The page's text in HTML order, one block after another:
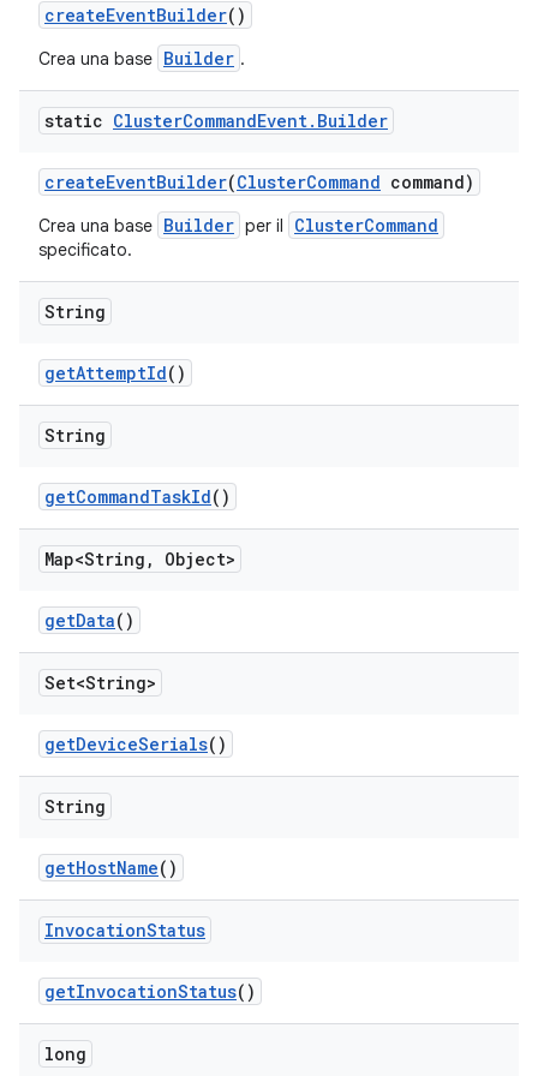
createEventBuilder()
Crea una base Builder .
static ClusterCommandEvent. Builder
createEventBuilder(ClusterCommand command)
Crea una base Builder per il ClusterCommand
specificato.
String
getAttemptId()
String
getCommandTaskId()
Map<String , Object>
getData()
Set<String>
getDeviceSerials()
String
getHostName()
InvocationStatus
getInvocationStatus()
long